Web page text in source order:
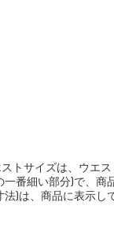
トサイズは、ウエス
番細い部分)で、商
)は、商品に表示し